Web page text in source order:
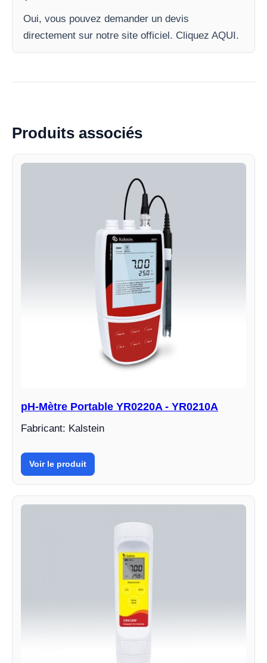
Oui, vous pouvez demander un devis
directement sur notre site officiel. Cliquez AQUI.
Produits associés
pH-Mètre Portable YR0220A - YR0210A
Fabricant: Kalstein
Voir le produit